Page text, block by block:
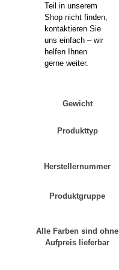
Teil in unserem
Shop nicht finden,
kontaktieren Sie
uns einfach – wir
helfen Ihnen
gerne weiter.
Gewicht
Produkttyp
Herstellernummer
Produktgruppe
Alle Farben sind ohne
Aufpreis lieferbar